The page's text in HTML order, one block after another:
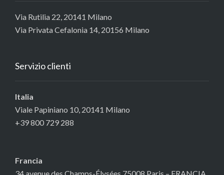
Via Rutilia 22, 20141 Milano
Via Privata Cefalonia 14, 20156 Milano
Servizio clienti
Italia
Viale Papiniano 10, 20141 Milano
+39 800 729 288
Francia